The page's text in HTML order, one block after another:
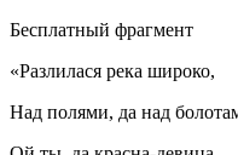
Бесплатный фрагмент
«Разлилася река широко,
Над полями, да над